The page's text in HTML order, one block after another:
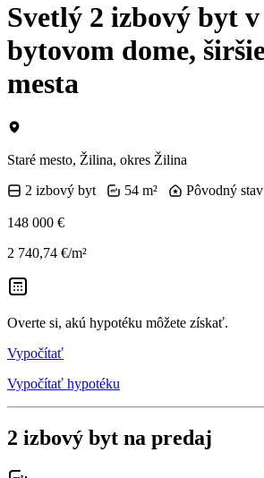
Svetlý 2 izbový byt
bytovom dome,
mesta
Staré mesto, Žilina, okres Žilina
2 izbový byt
54 m² Pôvodný stav
148 000 €
2 740,74 €/m²
Overte si, akú hypotéku môžete získať.
Vypočítať
Vypočítať hypotéku
2 izbový byt na predaj